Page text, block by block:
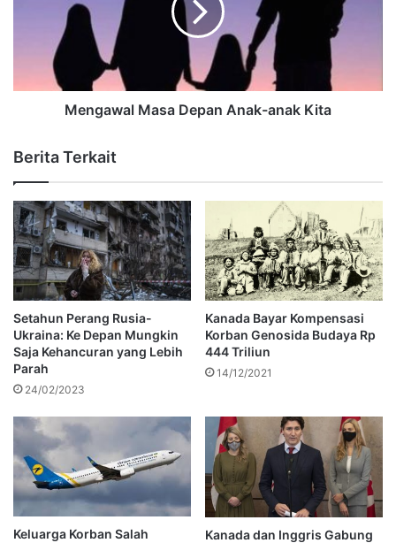
Mengawal Masa Depan Anak-anak Kita
Berita Terkait
Setahun Perang Rusia-
Ukraina: Ke Depan Mungkin
Saja Kehancuran yang Lebih
Parah
24/02/2023
Kanada Bayar Kompensasi
Korban Genosida Budaya Rp
444 Triliun
14/12/2021
Keluarga Korban Salah
Kanada dan Inggris Gabung